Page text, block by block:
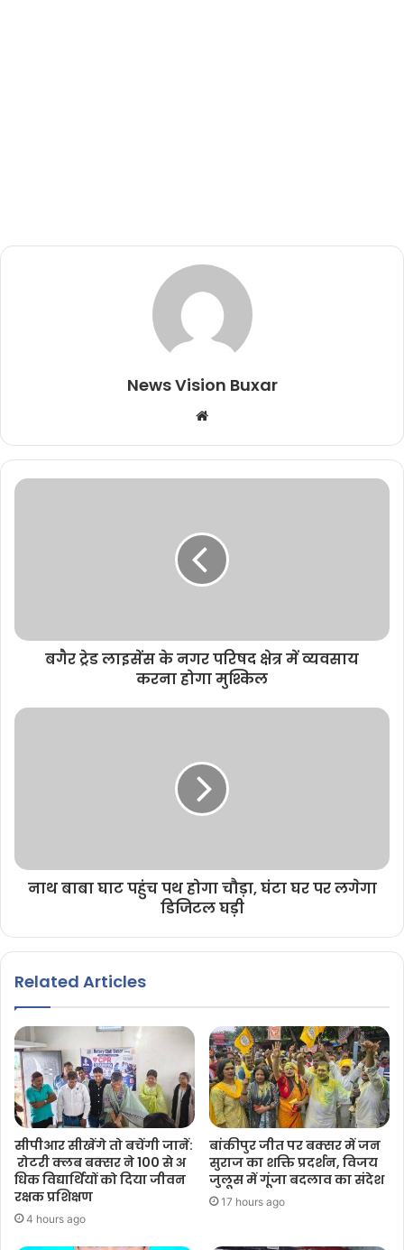
News Vision Buxar
b
s
e
बगैर ट्रेड लाइसेंस के नगर परिषद क्षेत्र में व्यवसाय
करना होगा मुश्किल
नाथ बाबा घाट पहुंच पथ होगा चौड़ा, घंटा घर पर लगेगा
डिजिटल घड़ी
Related Articles
सीपीआर सीखेंगे तो बचेंगी जानें:
रोटरी क्लब बक्सर ने 100 से अ
धिक विद्यार्थियों को दिया जीवन
रक्षक प्रशिक्षण
4 hours ago
बांकीपुर जीत पर बक्सर में जन
सुराज का शक्ति प्रदर्शन, विजय
जुलूस में गूंजा बदलाव का संदेश
17 hours ago